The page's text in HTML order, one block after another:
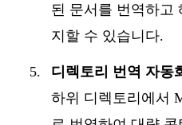
된 문서를 번역하고
지할 수 있습니다.
디렉토리 번역 자동
하위 디렉토리에서